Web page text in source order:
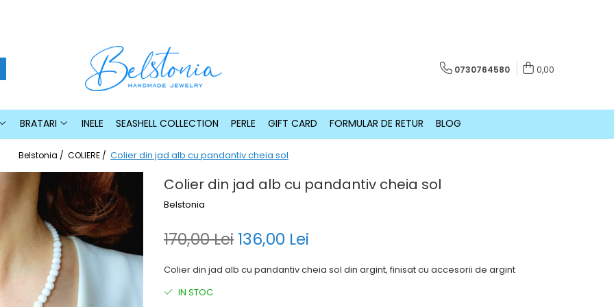
0730764580 0,00
BRATARI INELE SEASHELL COLLECTION PERLE GIFT CARD FORMULAR DE RETUR BLOG
Belstonia / COLIERE / Colier din jad alb cu pandantiv cheia sol
Colier din jad alb cu pandantiv cheia sol
Belstonia
170,00 Lei 136,00 Lei
Colier din jad alb cu pandantiv cheia sol din argint, finisat cu accesorii de argint
IN STOC